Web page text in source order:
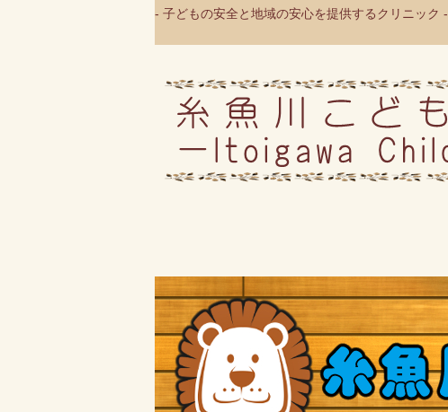
- 子どもの安全と地域の安心を提供するクリニック -